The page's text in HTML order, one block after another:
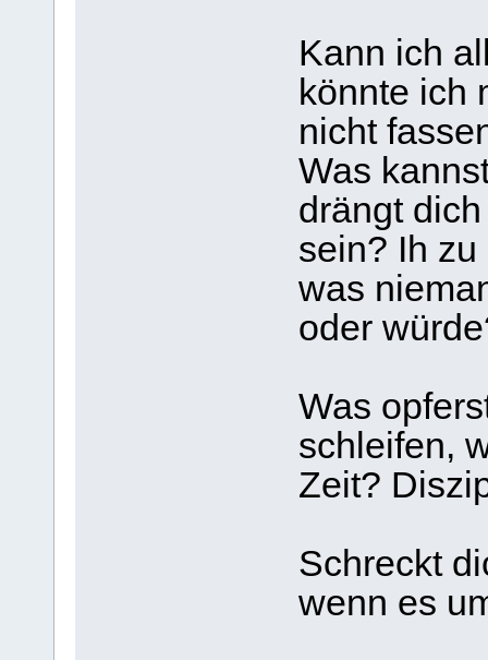
Kann ich
könnte ich
nicht
Was
drängt
sein? Ih
was
oder
Was
schleifen,
Zeit?
Schreckt
wenn es